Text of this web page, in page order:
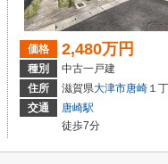
価格 2,480万円
種別
中古一戸建
住所
滋賀県大津市唐崎 １
交通
唐崎駅
徒歩7分